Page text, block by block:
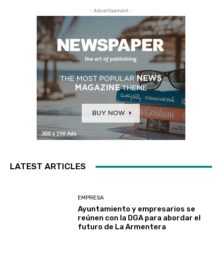
- Advertisement -
LATEST ARTICLES
EMPRESA
Ayuntamiento y empresarios se
reúnen con la DGA para abordar el
futuro de La Armentera